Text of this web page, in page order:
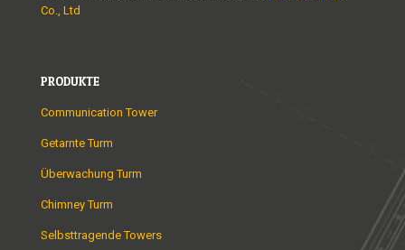
Co., Ltd
PRODUKTE
Communication Tower
Getarnte Turm
Überwachung Turm
Chimney Turm
Selbsttragende Towers